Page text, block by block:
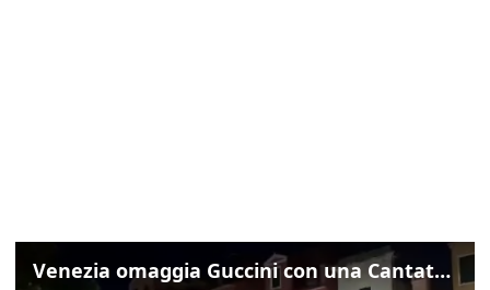
Venezia omaggia Guccini con una Cantata Anarchica in campo Santa Margherita